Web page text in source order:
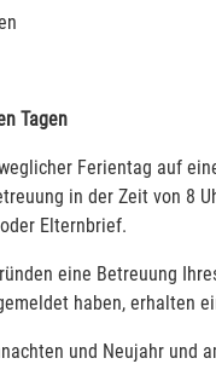
Tagen
Ferientag auf
in der Zeit von 8
Elternbrief.
eine Betreuung
haben, erhalten
und Neujahr und